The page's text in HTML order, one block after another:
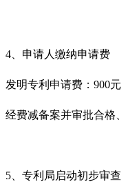
4、申请人缴纳申请费
发明专利申请费：900元
经费减备案并审批合格
5、专利局启动初步审查